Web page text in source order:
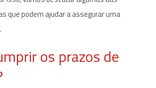
que podem ajudar a assegurar uma
os prazos de